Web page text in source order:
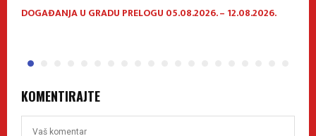
DOGAĐANJA U GRADU PRELOGU 05.08.2026. – 12.08.2026.
KOMENTIRAJTE